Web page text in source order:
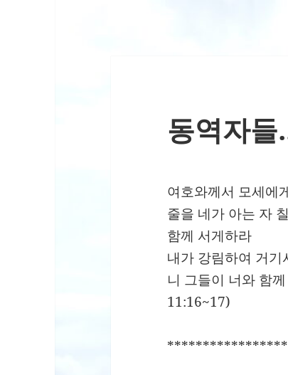
동역자들
여호와께서 모세에
줄을 네가 아는 자
함께 서게하라
내가 강림하여 거
니 그들이 너와 함
11:16~17)